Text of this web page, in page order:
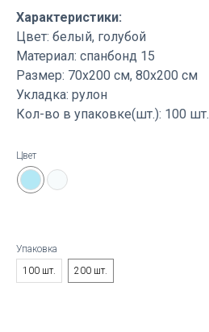
Цвет
Упаковка
100 шт.
200 шт.
Характеристики:
Цвет: белый, голубой
Материал: спанбонд 15
Размер: 70х200 см, 80х200 см
Укладка: рулон
Кол-во в упаковке(шт.): 100 шт.